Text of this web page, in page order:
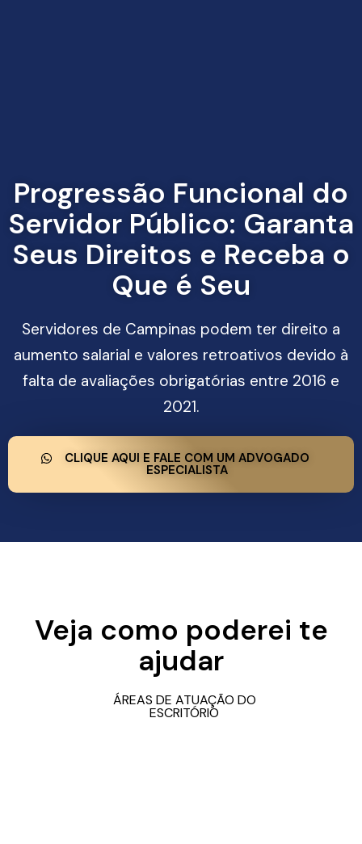
Progressão Funcional do
Servidor Público: Garanta
Seus Direitos e Receba o
Que é Seu
Servidores de Campinas podem ter direito a
aumento salarial e valores retroativos devido à
falta de avaliações obrigatórias entre 2016 e
2021.
CLIQUE AQUI E FALE COM UM ADVOGADO
ESPECIALISTA
Veja como poderei te
ajudar
ÁREAS DE ATUAÇÃO DO
ESCRITÓRIO